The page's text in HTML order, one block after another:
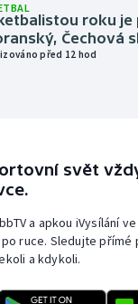
roku je
Čechová
před 12 hod
svět
a apkou iVysílání
ruce. Sledujte přímé
a kdykoli.